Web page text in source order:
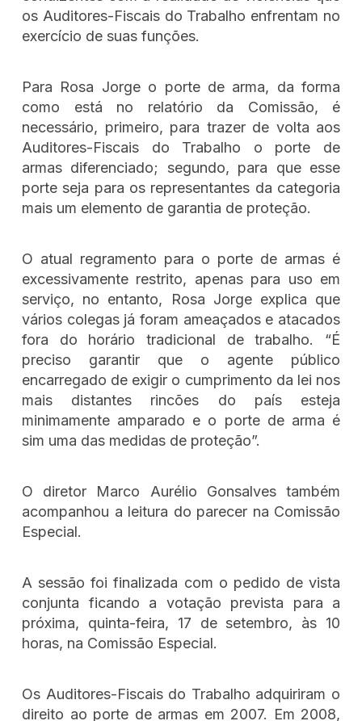
os Auditores-Fiscais do Trabalho enfrentam no
exercício de suas funções.
Para Rosa Jorge o porte de arma, da forma
como está no relatório da Comissão, é
necessário, primeiro, para trazer de volta aos
Auditores-Fiscais do Trabalho o porte de
armas diferenciado; segundo, para que esse
porte seja para os representantes da categoria
mais um elemento de garantia de proteção.
O atual regramento para o porte de armas é
excessivamente restrito, apenas para uso em
serviço, no entanto, Rosa Jorge explica que
vários colegas já foram ameaçados e atacados
fora do horário tradicional de trabalho. “É
preciso garantir que o agente público
encarregado de exigir o cumprimento da lei nos
mais distantes rincões do país esteja
minimamente amparado e o porte de arma é
sim uma das medidas de proteção”.
O diretor Marco Aurélio Gonsalves também
acompanhou a leitura do parecer na Comissão
Especial.
A sessão foi finalizada com o pedido de vista
conjunta ficando a votação prevista para a
próxima, quinta-feira, 17 de setembro, às 10
horas, na Comissão Especial.
Os Auditores-Fiscais do Trabalho adquiriram o
direito ao porte de armas em 2007. Em 2008,